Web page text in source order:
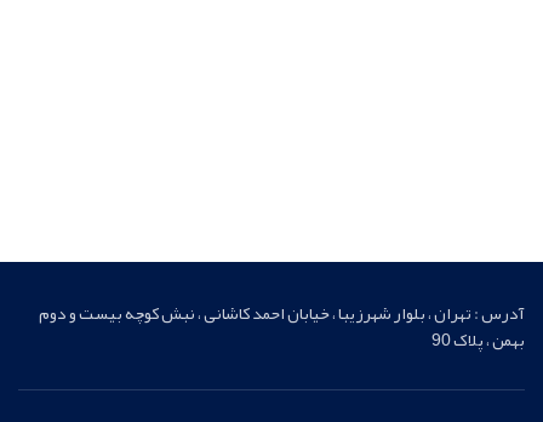
آدرس : تهران ، بلوار شهرزیبا ، خیابان احمد کاشانی ، نبش کوچه بیست و دوم
بهمن ، پلاک 90